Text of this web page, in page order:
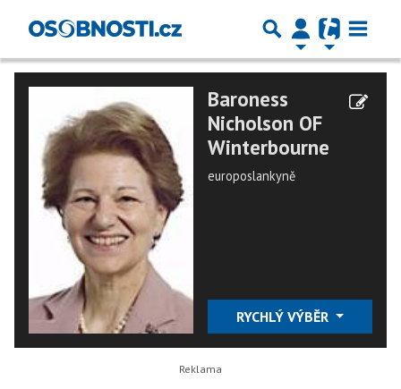
Baroness
Nicholson OF
Winterbourne
europoslankyně
RYCHLÝ VÝBĚR